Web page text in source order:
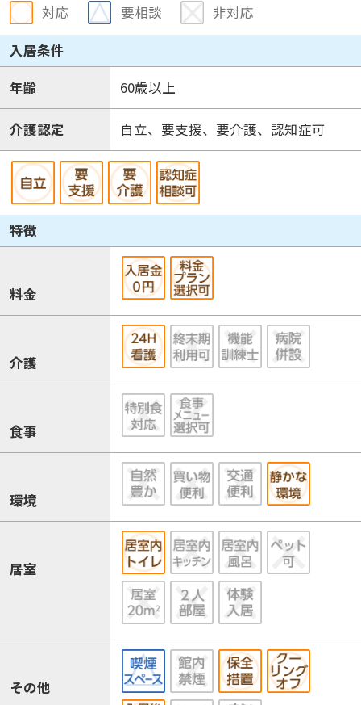
対応 要相談
非対応
入居条件
年齢
60歳以上
介護認定 自立、要支援、要介護、認知症可
特徴
料金
介護
食事
環境
居室
その他